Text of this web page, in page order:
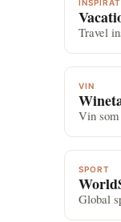
Travel
VIN
Vin som
SPORT
Global